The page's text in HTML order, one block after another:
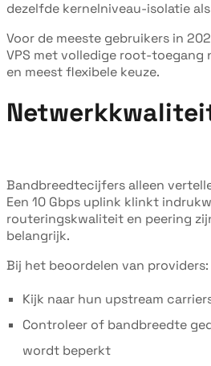
dezelfde kernelniveau-isolatie als
Voor de meeste gebruikers in
VPS met volledige root-toegang
en meest flexibele keuze.
Bandbreedtecijfers alleen
Een 10 Gbps uplink klinkt
routeringskwaliteit en peering
belangrijk.
Bij het beoordelen van providers:
Kijk naar hun upstream
Controleer of bandbreedte
wordt beperkt